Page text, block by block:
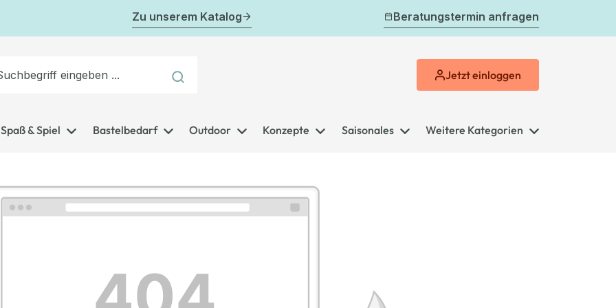
Zu unserem Katalog Beratungstermin anfragen
Jetzteinloggen
Spaß & Spiel Bastelbedarf Outdoor Konzepte Saisonales Weitere Kategorien